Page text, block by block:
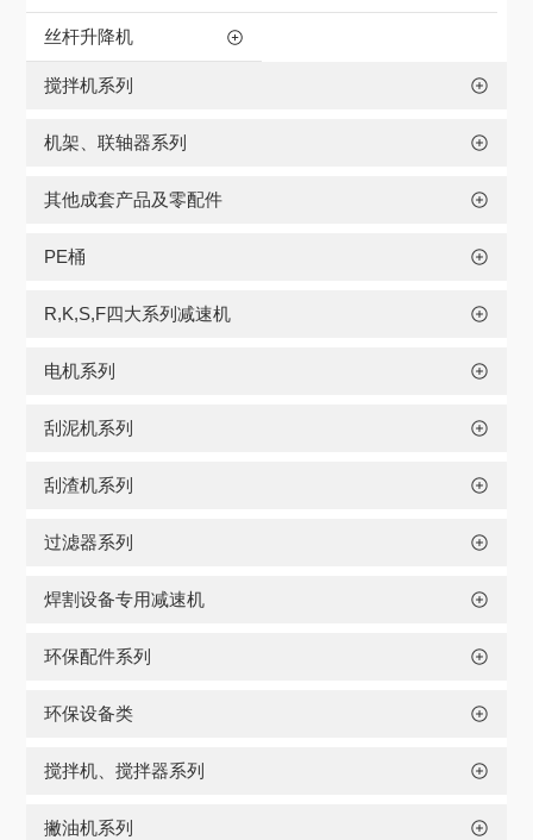
丝杆升降机
搅拌机系列
机架、联轴器系列
其他成套产品及零配件
PE桶
R,K,S,F四大系列减速机
电机系列
刮泥机系列
刮渣机系列
过滤器系列
焊割设备专用减速机
环保配件系列
环保设备类
搅拌机、搅拌器系列
撇油机系列